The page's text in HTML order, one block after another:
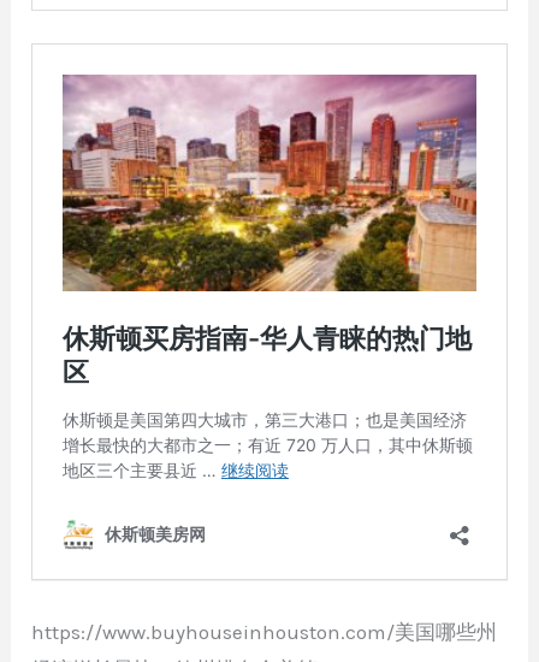
https://www.buyhouseinhouston.com/美国哪些州